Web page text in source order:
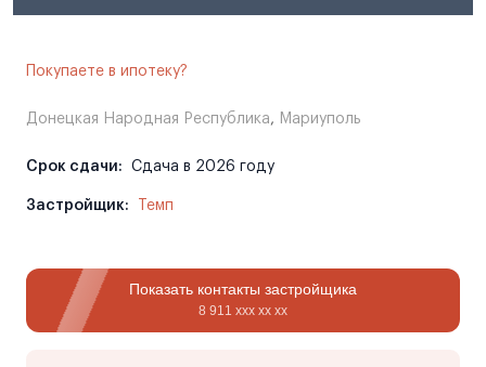
Покупаете в ипотеку?
Донецкая Народная Республика, Мариуполь
Срок сдачи: Сдача в 2026 году
Застройщик: Темп
Показать контакты застройщика
8 911 ххх хх хх